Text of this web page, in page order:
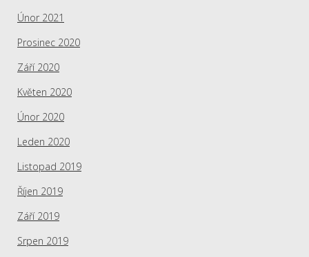
Únor 2021
Prosinec 2020
Září 2020
Květen 2020
Únor 2020
Leden 2020
Listopad 2019
Říjen 2019
Září 2019
Srpen 2019